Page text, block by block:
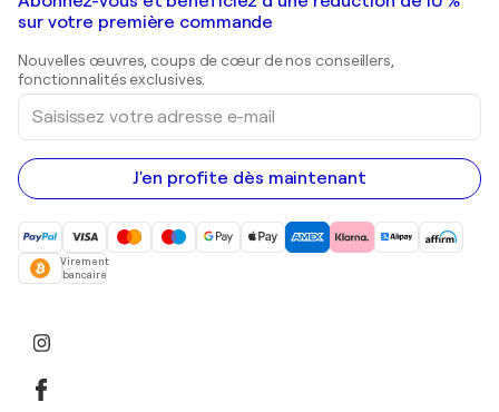
Shepard Fairey
Peintures de paysage
Estampes
Peintures acryliques
Galeries d'art en Belgique
sur votre première commande
Nouvelles œuvres, coups de cœur de nos conseillers,
fonctionnalités exclusives.
Saisissez
votre
adresse
e-
mail
J'en profite dès maintenant
Virement
bancaire